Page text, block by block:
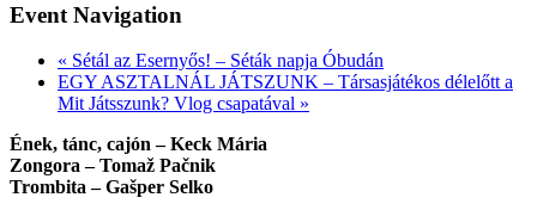
Event Navigation
« Sétál az Esernyős! – Séták napja Óbudán
EGY ASZTALNÁL JÁTSZUNK – Társasjátékos délelőtt a
Mit Játsszunk? Vlog csapatával »
Ének, tánc, cajón – Keck Mária
Zongora – Tomaž Pačnik
Trombita – Gašper Selko